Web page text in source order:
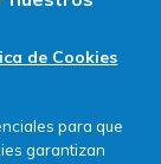
de Cookies
para que
garantizan